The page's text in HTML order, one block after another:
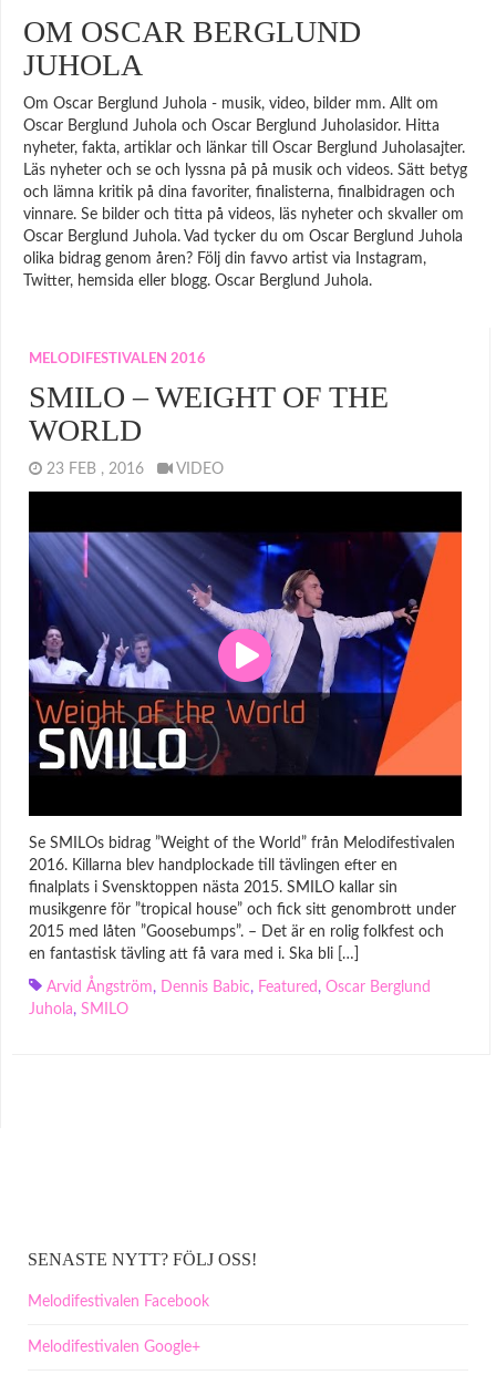
OM OSCAR BERGLUND
JUHOLA
Om Oscar Berglund Juhola - musik, video, bilder mm. Allt om
Oscar Berglund Juhola och Oscar Berglund Juholasidor. Hitta
nyheter, fakta, artiklar och länkar till Oscar Berglund Juholasajter.
Läs nyheter och se och lyssna på på musik och videos. Sätt betyg
och lämna kritik på dina favoriter, finalisterna, finalbidragen och
vinnare. Se bilder och titta på videos, läs nyheter och skvaller om
Oscar Berglund Juhola. Vad tycker du om Oscar Berglund Juhola
olika bidrag genom åren? Följ din favvo artist via Instagram,
Twitter, hemsida eller blogg. Oscar Berglund Juhola.
MELODIFESTIVALEN 2016
SMILO – WEIGHT OF THE
WORLD
23 FEB , 2016 VIDEO
Se SMILOs bidrag ”Weight of the World” från Melodifestivalen
2016. Killarna blev handplockade till tävlingen efter en
finalplats i Svensktoppen nästa 2015. SMILO kallar sin
musikgenre för ”tropical house” och fick sitt genombrott under
2015 med låten ”Goosebumps”. – Det är en rolig folkfest och
en fantastisk tävling att få vara med i. Ska bli […]
Arvid Ångström, Dennis Babic, Featured , Oscar Berglund
Juhola, SMILO
SENASTE NYTT? FÖLJ OSS!
Melodifestivalen Facebook
Melodifestivalen Google+